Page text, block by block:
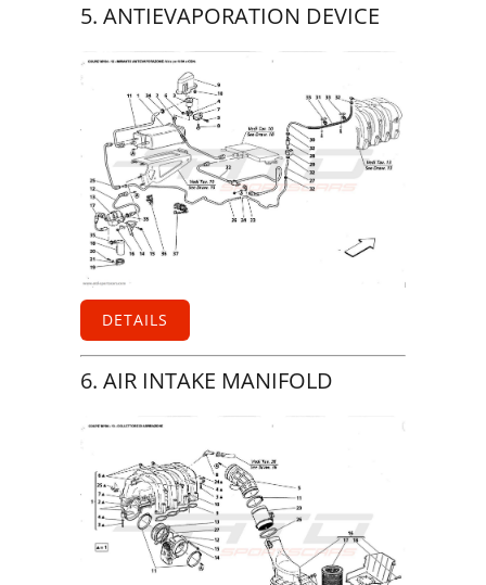
5. ANTIEVAPORATION DEVICE
DETAILS
6. AIR INTAKE MANIFOLD